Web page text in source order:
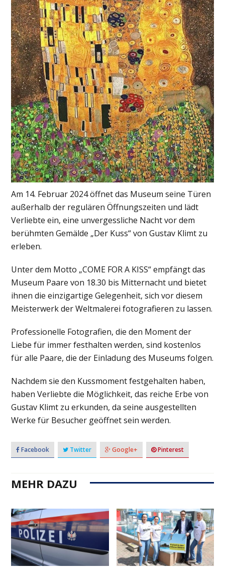
Am 14. Februar 2024 öffnet das Museum seine Türen
außerhalb der regulären Öffnungszeiten und lädt
Verliebte ein, eine unvergessliche Nacht vor dem
berühmten Gemälde „Der Kuss“ von Gustav Klimt zu
erleben.
Unter dem Motto „COME FOR A KISS“ empfängt das
Museum Paare von 18.30 bis Mitternacht und bietet
ihnen die einzigartige Gelegenheit, sich vor diesem
Meisterwerk der Weltmalerei fotografieren zu lassen.
Professionelle Fotografien, die den Moment der
Liebe für immer festhalten werden, sind kostenlos
für alle Paare, die der Einladung des Museums folgen.
Nachdem sie den Kussmoment festgehalten haben,
haben Verliebte die Möglichkeit, das reiche Erbe von
Gustav Klimt zu erkunden, da seine ausgestellten
Werke für Besucher geöffnet sein werden.
Facebook Twitter Google+ Pinterest
MEHR DAZU